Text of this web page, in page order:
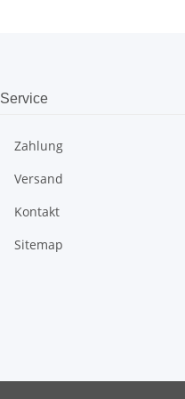
Service
Zahlung
Versand
Kontakt
Sitemap